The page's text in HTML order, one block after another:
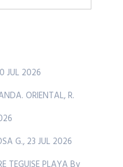
JUL 2026
ORIENTAL, R.
G., 23 JUL 2026